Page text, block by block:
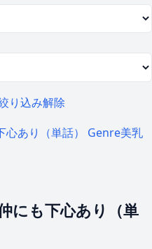
り込み解除
にも下心あり（単